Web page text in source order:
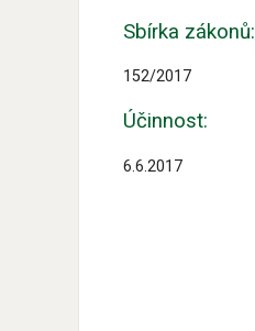
Sbírka zákonů:
152/2017
Účinnost:
6.6.2017